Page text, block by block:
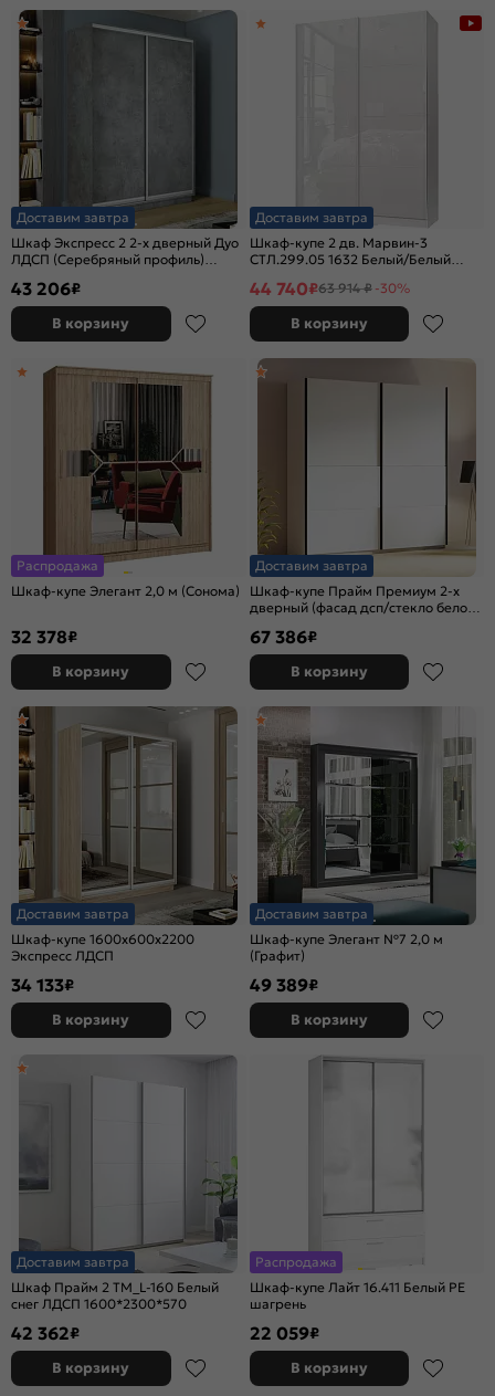
Доставим завтра
Шкаф Экспресс 2 2-х дверный Дуо
ЛДСП (Серебряный профиль)
43 206₽
В корзину
Доставим завтра
Шкаф-купе 2 дв. Марвин-3
СТЛ.299.05 1632 Белый/Белый
44 740₽63 914 ₽ -30%
В корзину
Распродажа
Шкаф-купе Элегант 2,0 м (Сонома)
32 378₽
В корзину
Доставим завтра
Шкаф-купе Прайм Премиум 2-х
дверный (фасад дсп/стекло белое)
67 386₽
В корзину
Доставим завтра
Шкаф-купе 1600x600x2200
Экспресс ЛДСП
34 133₽
В корзину
Доставим завтра
Шкаф-купе Элегант №7 2,0 м
(Графит)
49 389₽
В корзину
Доставим завтра
Шкаф Прайм 2 TM_L-160 Белый
снег ЛДСП 1600*2300*570
42 362₽
В корзину
Распродажа
Шкаф-купе Лайт 16.411 Белый PE
шагрень
22 059₽
В корзину